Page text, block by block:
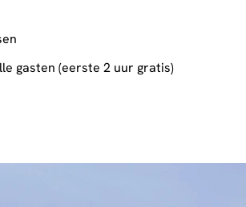
gasten (eerste 2 uur gratis)